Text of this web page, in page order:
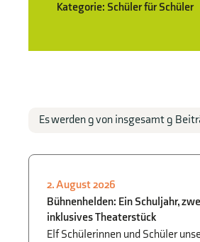
Kategorie: Schüler für Schüler
Es werden 9 von insgesamt 9
FÖRDERUNG ,SCHÜLER
P-/W-SEMINAR, THEATER
2. August 2026
Bühnenhelden: Ein Schuljahr,
inklusives Theaterstück
Elf Schülerinnen und Schüler